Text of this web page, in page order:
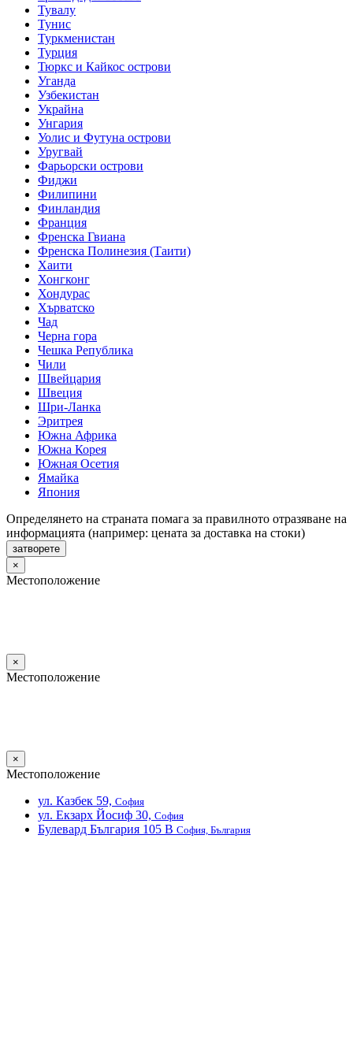
Тувалу
Тунис
Туркменистан
Турция
Тюркс и Кайкос острови
Уганда
Узбекистан
Украйна
Унгария
Уолис и Футуна острови
Уругвай
Фарьорски острови
Фиджи
Филипини
Финландия
Франция
Френска Гвиана
Френска Полинезия (Таити)
Хаити
Хонгконг
Хондурас
Хърватско
Чад
Черна гора
Чешка Република
Чили
Швейцария
Швеция
Шри-Ланка
Эритрея
Южна Африка
Южна Корея
Южная Осетия
Ямайка
Япония
Определянето на страната помага за правилното отразяване на
информацията (например: цената за доставка на стоки)
затворете
×
Местоположение
×
Местоположение
×
Местоположение
ул. Казбек 59, София
ул. Екзарх Йосиф 30, София
Булевард България 105 В София, България